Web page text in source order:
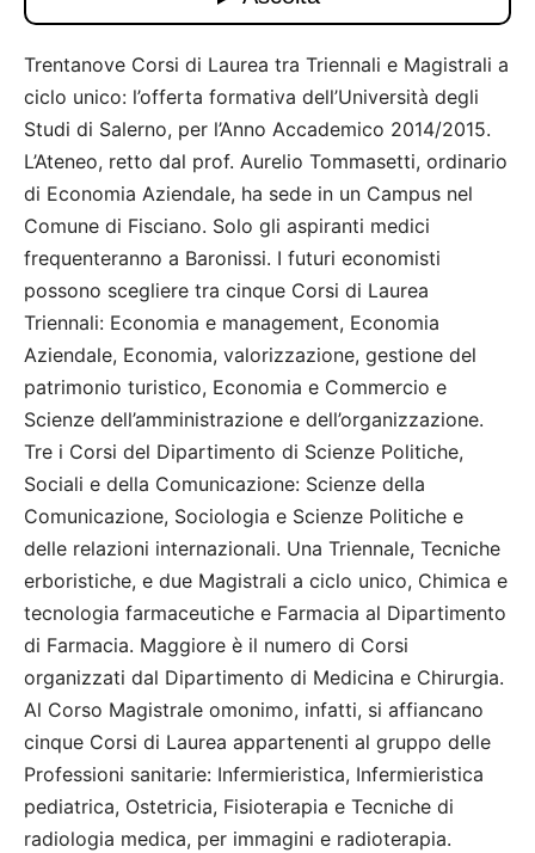
Trentanove Corsi di Laurea tra Triennali e Magistrali a
ciclo unico: l’offerta formativa dell’Università degli
Studi di Salerno, per l’Anno Accademico 2014/2015.
L’Ateneo, retto dal prof. Aurelio Tommasetti, ordinario
di Economia Aziendale, ha sede in un Campus nel
Comune di Fisciano. Solo gli aspiranti medici
frequenteranno a Baronissi. I futuri economisti
possono scegliere tra cinque Corsi di Laurea
Triennali: Economia e management, Economia
Aziendale, Economia, valorizzazione, gestione del
patrimonio turistico, Economia e Commercio e
Scienze dell’amministrazione e dell’organizzazione.
Tre i Corsi del Dipartimento di Scienze Politiche,
Sociali e della Comunicazione: Scienze della
Comunicazione, Sociologia e Scienze Politiche e
delle relazioni internazionali. Una Triennale, Tecniche
erboristiche, e due Magistrali a ciclo unico, Chimica e
tecnologia farmaceutiche e Farmacia al Dipartimento
di Farmacia. Maggiore è il numero di Corsi
organizzati dal Dipartimento di Medicina e Chirurgia.
Al Corso Magistrale omonimo, infatti, si affiancano
cinque Corsi di Laurea appartenenti al gruppo delle
Professioni sanitarie: Infermieristica, Infermieristica
pediatrica, Ostetricia, Fisioterapia e Tecniche di
radiologia medica, per immagini e radioterapia.